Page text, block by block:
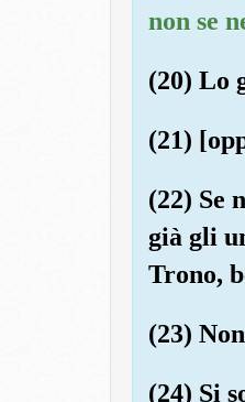
non se
(20) Lo
(21)
(22) Se
già gli
Trono,
(23)
(24) Si